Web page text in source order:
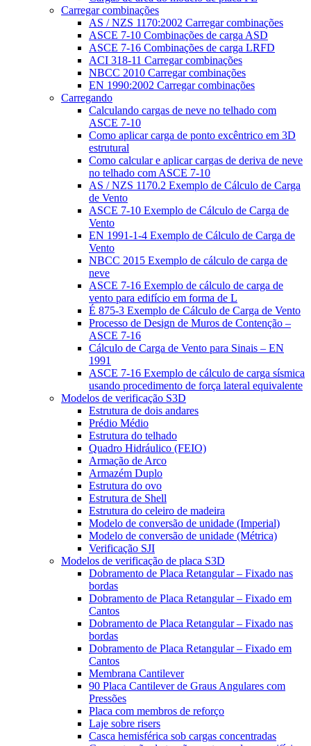
Carregar combinações
AS / NZS 1170:2002 Carregar combinações
ASCE 7-10 Combinações de carga ASD
ASCE 7-16 Combinações de carga LRFD
ACI 318-11 Carregar combinações
NBCC 2010 Carregar combinações
EN 1990:2002 Carregar combinações
Carregando
Calculando cargas de neve no telhado com
ASCE 7-10
Como aplicar carga de ponto excêntrico em 3D
estrutural
Como calcular e aplicar cargas de deriva de neve
no telhado com ASCE 7-10
AS / NZS 1170.2 Exemplo de Cálculo de Carga
de Vento
ASCE 7-10 Exemplo de Cálculo de Carga de
Vento
EN 1991-1-4 Exemplo de Cálculo de Carga de
Vento
NBCC 2015 Exemplo de cálculo de carga de
neve
ASCE 7-16 Exemplo de cálculo de carga de
vento para edifício em forma de L
É 875-3 Exemplo de Cálculo de Carga de Vento
Processo de Design de Muros de Contenção –
ASCE 7-16
Cálculo de Carga de Vento para Sinais – EN
1991
ASCE 7-16 Exemplo de cálculo de carga sísmica
usando procedimento de força lateral equivalente
Modelos de verificação S3D
Estrutura de dois andares
Prédio Médio
Estrutura do telhado
Quadro Hidráulico (FEIO)
Armação de Arco
Armazém Duplo
Estrutura do ovo
Estrutura de Shell
Estrutura do celeiro de madeira
Modelo de conversão de unidade (Imperial)
Modelo de conversão de unidade (Métrica)
Verificação SJI
Modelos de verificação de placa S3D
Dobramento de Placa Retangular – Fixado nas
bordas
Dobramento de Placa Retangular – Fixado em
Cantos
Dobramento de Placa Retangular – Fixado nas
bordas
Dobramento de Placa Retangular – Fixado em
Cantos
Membrana Cantilever
90 Placa Cantilever de Graus Angulares com
Pressões
Placa com membros de reforço
Laje sobre risers
Casca hemisférica sob cargas concentradas